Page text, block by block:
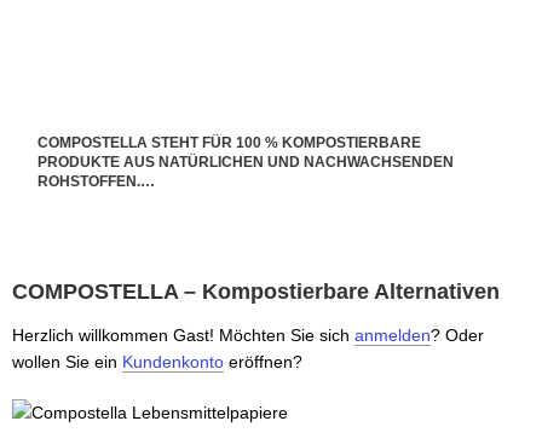
COMPOSTELLA STEHT FÜR 100 % KOMPOSTIERBARE
PRODUKTE AUS NATÜRLICHEN UND NACHWACHSENDEN
ROHSTOFFEN.
COMPOSTELLA – Kompostierbare Alternativen
Herzlich willkommen Gast! Möchten Sie sich anmelden? Oder
wollen Sie ein Kundenkonto eröffnen?